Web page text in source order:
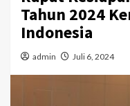
Tahun 2024
Indonesia
admin Juli 6, 2024